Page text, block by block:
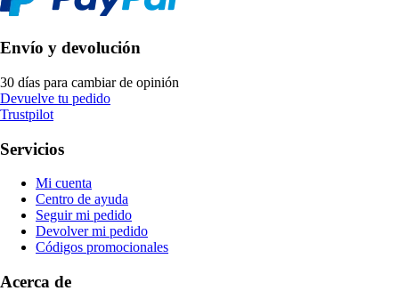
Envío y devolución
30 días para cambiar de opinión
Devuelve tu pedido
Trustpilot
Servicios
Mi cuenta
Centro de ayuda
Seguir mi pedido
Devolver mi pedido
Códigos promocionales
Acerca de